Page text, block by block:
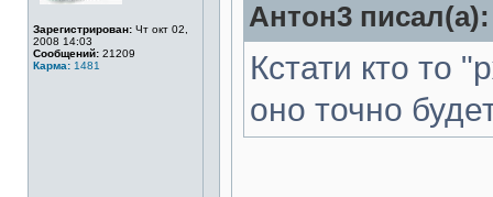
Зарегистрирован: Чт окт 02,
2008 14:03
Сообщений: 21209
Карма: 1481
Антон3 писал(а):
Кстати кто то
оно точно